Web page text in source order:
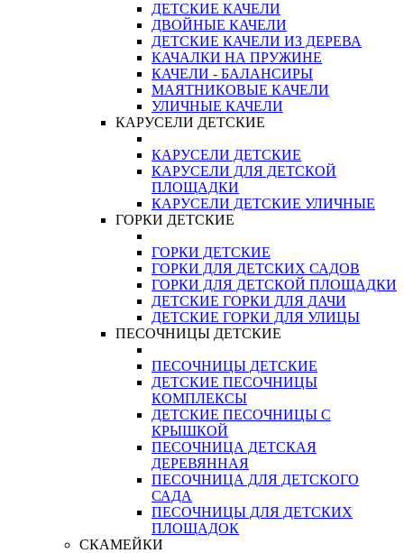
ДЕТСКИЕ КАЧЕЛИ
ДВОЙНЫЕ КАЧЕЛИ
ДЕТСКИЕ КАЧЕЛИ ИЗ ДЕРЕВА
КАЧАЛКИ НА ПРУЖИНЕ
КАЧЕЛИ - БАЛАНСИРЫ
МАЯТНИКОВЫЕ КАЧЕЛИ
УЛИЧНЫЕ КАЧЕЛИ
КАРУСЕЛИ ДЕТСКИЕ
КАРУСЕЛИ ДЕТСКИЕ
КАРУСЕЛИ ДЛЯ ДЕТСКОЙ
ПЛОЩАДКИ
КАРУСЕЛИ ДЕТСКИЕ УЛИЧНЫЕ
ГОРКИ ДЕТСКИЕ
ГОРКИ ДЕТСКИЕ
ГОРКИ ДЛЯ ДЕТСКИХ САДОВ
ГОРКИ ДЛЯ ДЕТСКОЙ ПЛОЩАДКИ
ДЕТСКИЕ ГОРКИ ДЛЯ ДАЧИ
ДЕТСКИЕ ГОРКИ ДЛЯ УЛИЦЫ
ПЕСОЧНИЦЫ ДЕТСКИЕ
ПЕСОЧНИЦЫ ДЕТСКИЕ
ДЕТСКИЕ ПЕСОЧНИЦЫ
КОМПЛЕКСЫ
ДЕТСКИЕ ПЕСОЧНИЦЫ С
КРЫШКОЙ
ПЕСОЧНИЦА ДЕТСКАЯ
ДЕРЕВЯННАЯ
ПЕСОЧНИЦА ДЛЯ ДЕТСКОГО
САДА
ПЕСОЧНИЦЫ ДЛЯ ДЕТСКИХ
ПЛОЩАДОК
СКАМЕЙКИ